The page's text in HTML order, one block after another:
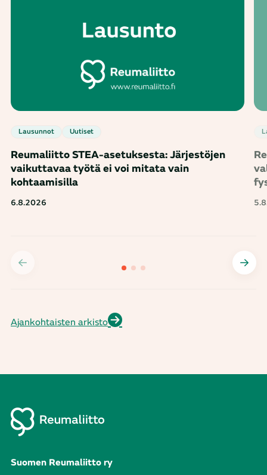
Lausunnot Uutiset
Reumaliitto STEA-asetuksesta: Järjestöjen
vaikuttavaa työtä ei voi mitata vain
kohtaamisilla
6.8.2026
Ajankohtaisten arkisto
Suomen Reumaliitto ry